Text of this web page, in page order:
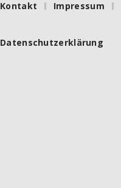
Kontakt Impressum
Datenschutzerklärung